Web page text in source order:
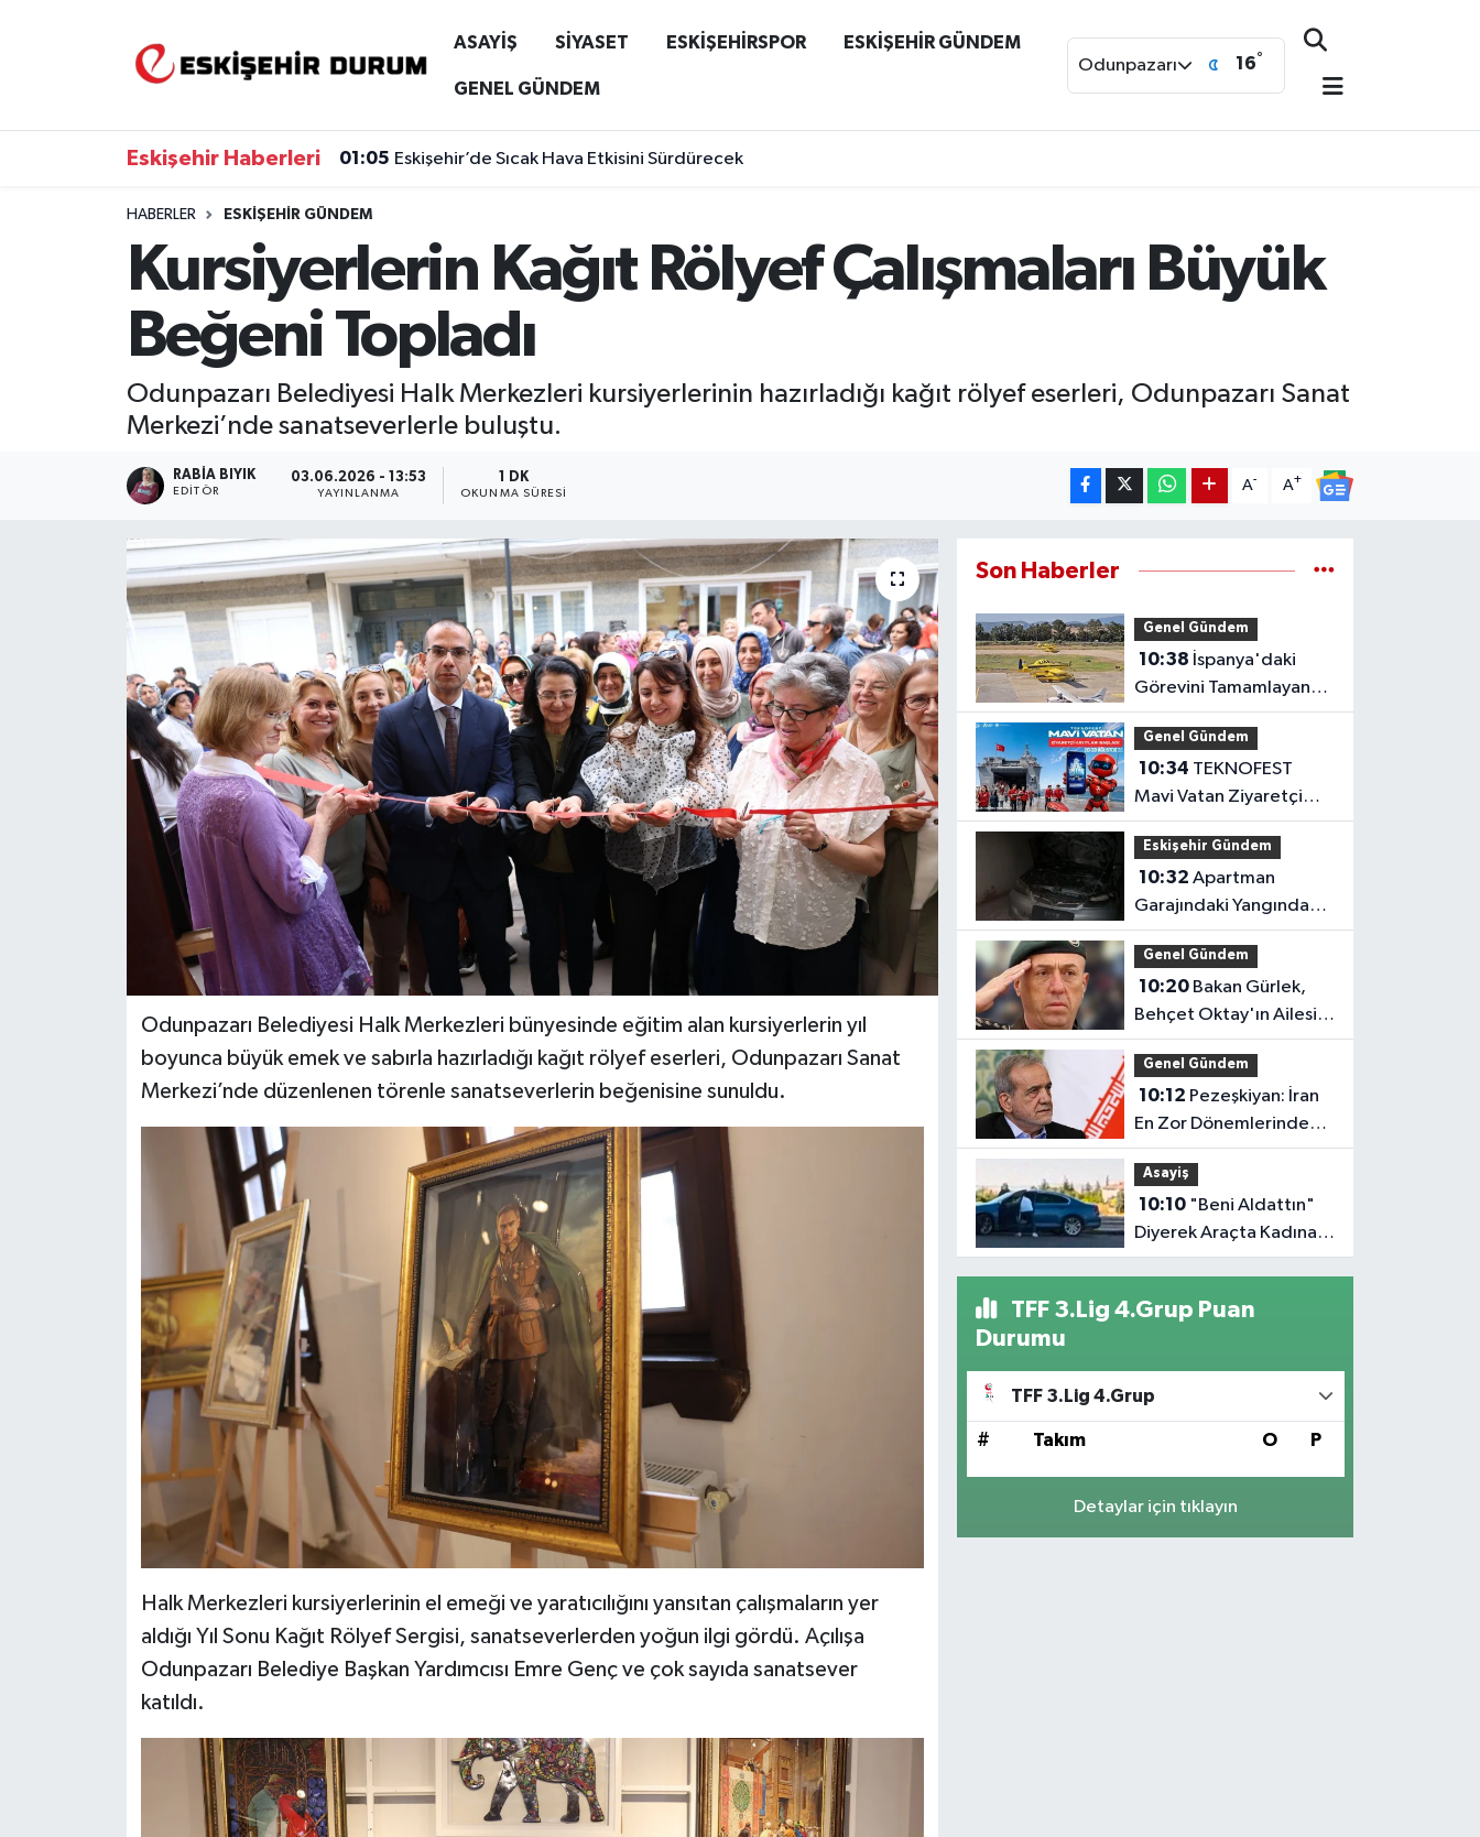
ASAYİŞ SİYASET ESKİŞEHİRSPOR ESKİŞEHİR GÜNDEM
GENEL GÜNDEM
Odunpazarı 16°
Eskişehir Haberleri 01:05 Eskişehir’de Sıcak Hava Etkisini Sürdürecek
HABERLER ESKIŞEHIR GÜNDEM
Kursiyerlerin Kağıt Rölyef Çalışmaları Büyük
Beğeni Topladı
Odunpazarı Belediyesi Halk Merkezleri kursiyerlerinin hazırladığı kağıt rölyef eserleri, Odunpazarı Sanat
Merkezi’nde sanatseverlerle buluştu.
RABIA BIYIK
EDITÖR
03.06.2026 - 13:53
YAYINLANMA
1 DK
OKUNMA SÜRESI
A- A+
Odunpazarı Belediyesi Halk Merkezleri bünyesinde eğitim alan kursiyerlerin yıl
boyunca büyük emek ve sabırla hazırladığı kağıt rölyef eserleri, Odunpazarı Sanat
Merkezi’nde düzenlenen törenle sanatseverlerin beğenisine sunuldu.
Halk Merkezleri kursiyerlerinin el emeği ve yaratıcılığını yansıtan çalışmaların yer
aldığı Yıl Sonu Kağıt Rölyef Sergisi, sanatseverlerden yoğun ilgi gördü. Açılışa
Odunpazarı Belediye Başkan Yardımcısı Emre Genç ve çok sayıda sanatsever
katıldı.
Son Haberler
Genel Gündem
10:38
Görevini Tamamlayan
Yangın Uçakları Yurda
Döndü
Genel Gündem
10:34
Mavi Vatan Ziyaretçi
Kayıtları Açıldı: İşte
Detaylar
Eskişehir Gündem
10:32
Garajındaki Yangında
Otomobil Küle Döndü
Genel Gündem
10:20Bakan Gürlek,
Behçet Oktay'ın Ailesini
Kabul Edecek
Genel Gündem
10:12
En Zor Dönemlerinden
Birini Yaşıyor
Asayiş
10:10"Beni Aldattın"
Diyerek Araçta Kadına
Saldırdı
TFF 3.Lig 4.Grup Puan
Durumu
TFF 3.Lig 4.Grup
# Takım O P
Detaylar için tıklayın
Eskişehir Nöbetçi Eczaneler
Eskişehir Trafik Yoğunluk Haritası
Süper Lig Puan Durumu ve Fikstür
Son Dakika Haberleri
Haber Arşivi